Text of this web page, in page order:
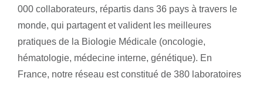
000 collaborateurs, répartis dans 36 pays à travers le
monde, qui partagent et valident les meilleures
pratiques de la Biologie Médicale (oncologie,
hématologie, médecine interne, génétique). En
France, notre réseau est constitué de 380 laboratoires